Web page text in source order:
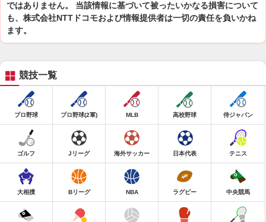
ではありません。 当該情報に基づいて被ったいかなる損害について
も、株式会社NTTドコモおよび情報提供者は一切の責任を負いかね
ます。
競技一覧
プロ野球 プロ野球(2軍) MLB 高校野球 侍ジャパン
ゴルフ Jリーグ 海外サッカー 日本代表 テニス
大相撲 Bリーグ NBA ラグビー 中央競馬